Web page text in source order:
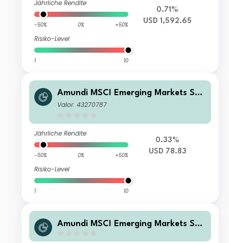
Jährliche Rendite
-50% 0% +50%
Risiko-Level
1 10
0.71%
USD 1,592.65
Amundi MSCI Emerging Markets SRI
Climate Paris Aligned - UCITS ETF D
Valor: 43270787
Jährliche Rendite
-50% 0% +50%
Risiko-Level
1 10
0.33%
USD 78.83
Amundi MSCI Emerging Markets SRI